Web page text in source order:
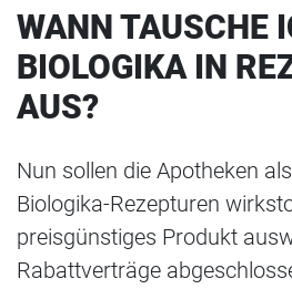
WANN TAUSCHE
BIOLOGIKA IN
AUS?
Nun sollen die Apotheken
Biologika-Rezepturen
preisgünstiges Produkt
Rabattverträge